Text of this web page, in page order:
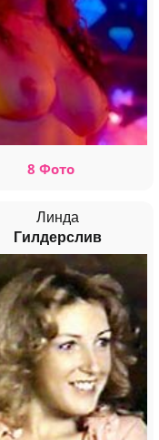
8 Фото
Линда
Гилдерслив